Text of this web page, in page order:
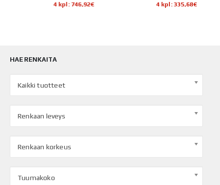
4 kpl: 746,92€ 4 kpl: 335,68€
HAE RENKAITA
Kaikki tuotteet
Renkaan leveys
Renkaan korkeus
Tuumakoko